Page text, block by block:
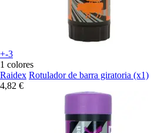
+-3
1 colores
Raidex Rotulador de barra giratoria (x1)
4,82 €